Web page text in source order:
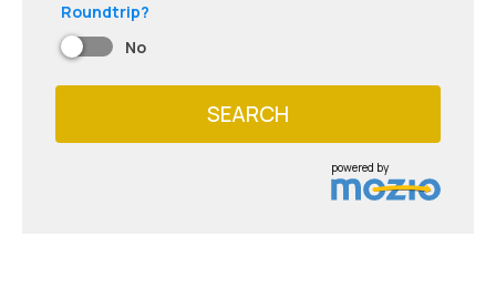
Roundtrip?
No
SEARCH
powered by